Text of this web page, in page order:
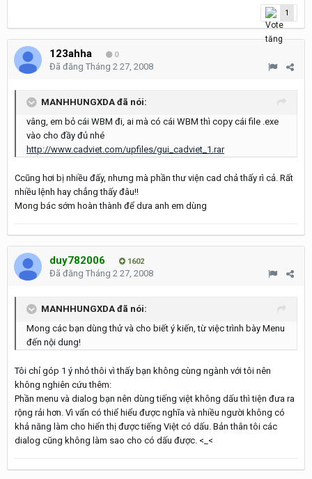
1
123ahha 0
Đã đăng Tháng 2 27, 2008
MANHHUNGXDA đã nói:
vâng, em bỏ cái WBM đi, ai mà có cái WBM thì copy cái file .exe
vào cho đầy đủ nhé
http://www.cadviet.com/upfiles/gui_cadviet_1.rar
Ccũng hơi bị nhiều đấy, nhưng mà phần thư viện cad chả thấy rì cả. Rất
nhiều lệnh hay chẳng thấy đâu!!
Mong bác sớm hoàn thành để dưa anh em dùng
duy782006 1602
Đã đăng Tháng 2 27, 2008
MANHHUNGXDA đã nói:
Mong các bạn dùng thử và cho biết ý kiến, từ việc trình bày Menu
đến nội dung!
Tôi chỉ góp 1 ý nhỏ thôi vì thấy bạn không cùng ngành với tôi nên
không nghiên cứu thêm:
Phần menu và dialog bạn nên dùng tiếng việt không dấu thì tiện đưa ra
rộng rải hơn. Vì vẩn có thiể hiểu được nghĩa và nhiều người không có
khả năng làm cho hiển thị được tiếng Việt có dấu. Bản thân tôi các
dialog cũng không làm sao cho có dấu được. <_<